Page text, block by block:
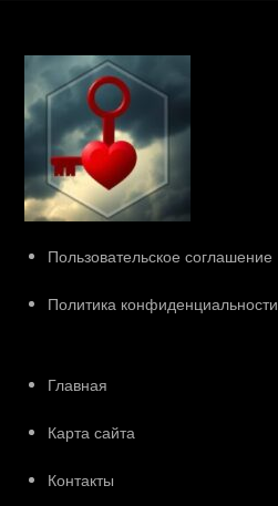
Пользовательское соглашение
Политика конфиденциальности
Главная
Карта сайта
Контакты